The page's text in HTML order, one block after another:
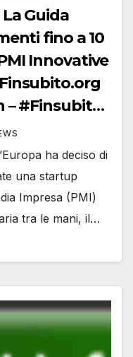
Guida
fino a 10
Innovative
– #Finsubito
–
–
ha deciso di
una startup
Impresa (PMI)
tra le mani, il…